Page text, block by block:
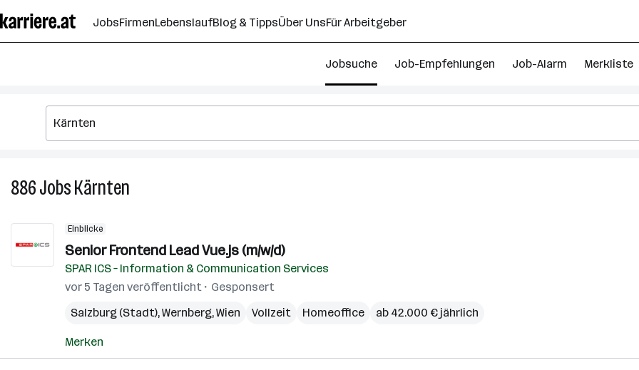
Seiteninhalt
springen
JobsFirmenLebenslaufBlog & TippsÜber UnsFür Arbeitgeber
Jobsuche Job-Empfehlungen Job-Alarm Merkliste
886JobsKärnten
Einblicke
Senior Frontend Lead Vue.js​ (m/w/d)
SPAR ICS – Information & Communication Services
vor 5 Tagen veröffentlicht
Gesponsert
Salzburg (Stadt),Wernberg,Wien Vollzeit Homeoffice ab 42.000 € jährlich
Merken